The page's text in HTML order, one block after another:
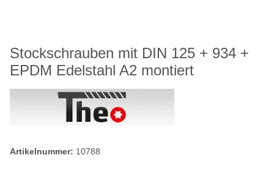
Stockschrauben mit DIN 125 + 934 +
EPDM Edelstahl A2 montiert
Artikelnummer: 10788